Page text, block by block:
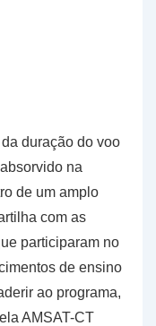
duração do voo
na
de um amplo
com as
participaram no
de ensino
ao programa,
AMSAT-CT